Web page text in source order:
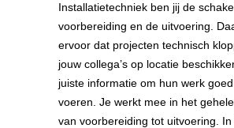
Installatietechniek ben jij de
voorbereiding en de uitvoering.
ervoor dat projecten technisch
jouw collega’s op locatie
juiste informatie om hun werk
voeren. Je werkt mee in het
van voorbereiding tot uitvoering.